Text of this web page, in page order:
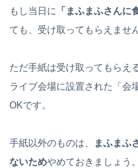
もし当日に 「まふまふさんに
ても、受け取ってもらえませ
ただ手紙は受け取ってもらえ
ライブ会場に設置された「会
OKです。
手紙以外のものは、
まふまふ
ないためやめておきましょう。